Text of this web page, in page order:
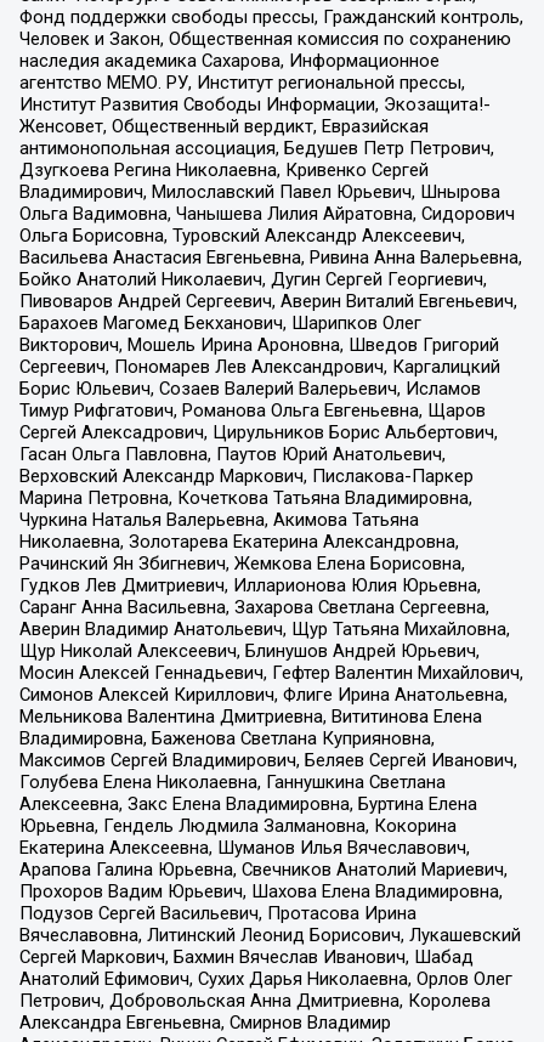
Фонд поддержки свободы прессы, Гражданский контроль,
Человек и Закон, Общественная комиссия по сохранению
наследия академика Сахарова, Информационное
агентство МЕМО. РУ, Институт региональной прессы,
Институт Развития Свободы Информации, Экозащита!-
Женсовет, Общественный вердикт, Евразийская
антимонопольная ассоциация, Бедушев Петр Петрович,
Дзугкоева Регина Николаевна, Кривенко Сергей
Владимирович, Милославский Павел Юрьевич, Шнырова
Ольга Вадимовна, Чанышева Лилия Айратовна, Сидорович
Ольга Борисовна, Туровский Александр Алексеевич,
Васильева Анастасия Евгеньевна, Ривина Анна Валерьевна,
Бойко Анатолий Николаевич, Дугин Сергей Георгиевич,
Пивоваров Андрей Сергеевич, Аверин Виталий Евгеньевич,
Барахоев Магомед Бекханович, Шарипков Олег
Викторович, Мошель Ирина Ароновна, Шведов Григорий
Сергеевич, Пономарев Лев Александрович, Каргалицкий
Борис Юльевич, Созаев Валерий Валерьевич, Исламов
Тимур Рифгатович, Романова Ольга Евгеньевна, Щаров
Сергей Алексадрович, Цирульников Борис Альбертович,
Гасан Ольга Павловна, Паутов Юрий Анатольевич,
Верховский Александр Маркович, Пислакова-Паркер
Марина Петровна, Кочеткова Татьяна Владимировна,
Чуркина Наталья Валерьевна, Акимова Татьяна
Николаевна, Золотарева Екатерина Александровна,
Рачинский Ян Збигневич, Жемкова Елена Борисовна,
Гудков Лев Дмитриевич, Илларионова Юлия Юрьевна,
Саранг Анна Васильевна, Захарова Светлана Сергеевна,
Аверин Владимир Анатольевич, Щур Татьяна Михайловна,
Щур Николай Алексеевич, Блинушов Андрей Юрьевич,
Мосин Алексей Геннадьевич, Гефтер Валентин Михайлович,
Симонов Алексей Кириллович, Флиге Ирина Анатольевна,
Мельникова Валентина Дмитриевна, Вититинова Елена
Владимировна, Баженова Светлана Куприяновна,
Максимов Сергей Владимирович, Беляев Сергей Иванович,
Голубева Елена Николаевна, Ганнушкина Светлана
Алексеевна, Закс Елена Владимировна, Буртина Елена
Юрьевна, Гендель Людмила Залмановна, Кокорина
Екатерина Алексеевна, Шуманов Илья Вячеславович,
Арапова Галина Юрьевна, Свечников Анатолий Мариевич,
Прохоров Вадим Юрьевич, Шахова Елена Владимировна,
Подузов Сергей Васильевич, Протасова Ирина
Вячеславовна, Литинский Леонид Борисович, Лукашевский
Сергей Маркович, Бахмин Вячеслав Иванович, Шабад
Анатолий Ефимович, Сухих Дарья Николаевна, Орлов Олег
Петрович, Добровольская Анна Дмитриевна, Королева
Александра Евгеньевна, Смирнов Владимир